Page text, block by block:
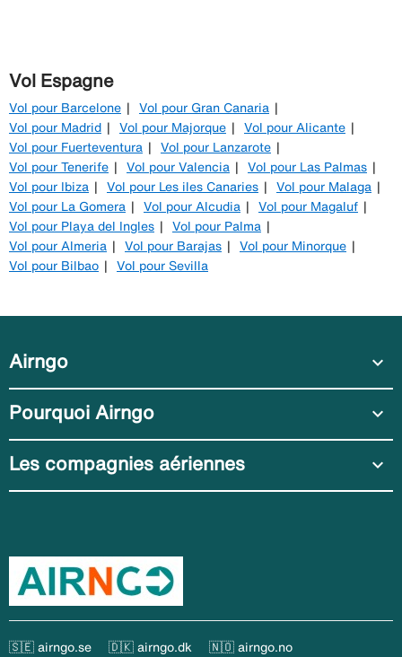
Vol Espagne
Vol pour Barcelone
Vol pour Gran Canaria
Vol pour Madrid
Vol pour Majorque
Vol pour Alicante
Vol pour Fuerteventura
Vol pour Lanzarote
Vol pour Tenerife
Vol pour Valencia
Vol pour Las Palmas
Vol pour Ibiza
Vol pour Les iles Canaries
Vol pour Malaga
Vol pour La Gomera
Vol pour Alcudia
Vol pour Magaluf
Vol pour Playa del Ingles
Vol pour Palma
Vol pour Almeria
Vol pour Barajas
Vol pour Minorque
Vol pour Bilbao
Vol pour Sevilla
Airngo expand_more
Pourquoi Airngo expand_more
Les compagnies aériennes expand_more
🇸🇪 airngo.se 🇩🇰 airngo.dk 🇳🇴 airngo.no